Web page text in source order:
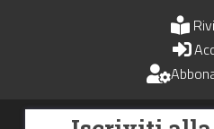
Uomini e Trasporti è un